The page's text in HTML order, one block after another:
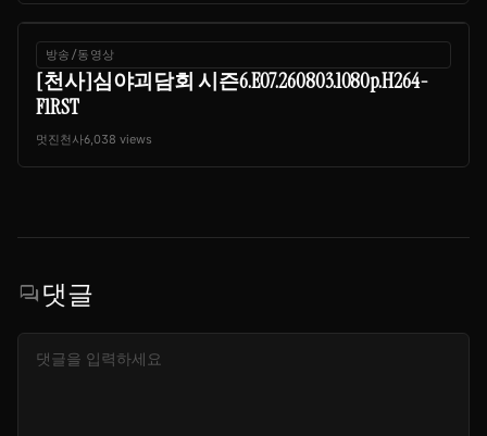
방송/동영상
[천사]심야괴담회 시즌6.E07.260803.1080p.H264-
F1RST
멋진천사6,038 views
forum댓글